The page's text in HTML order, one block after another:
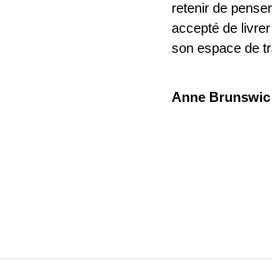
retenir de
accepté de
son espace de
Anne Brunswic